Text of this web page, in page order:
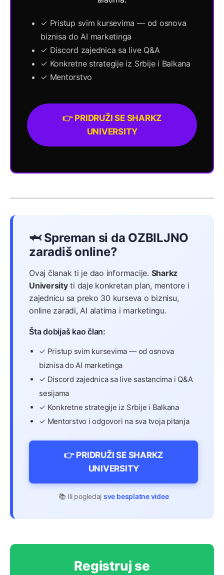
✓ Pristup svim kursevima — od osnova
biznisa do AI marketinga
✓ Discord zajednica sa live Q&A
✓ Konkretne strategije iz Srbije i Balkana
✓ Mentorstvo
👉 PRIDRUŽI SE SHARKZ
UNIVERSITY
🦈 Spreman si da OZBILJNO
zaradiš online?
Ovaj članak ti je dao informacije. Sharkz
Universityti daje konkretan plan, mentore i
zajednicu sa preko 30 kurseva o biznisu,
online zaradi, AI alatima i marketingu.
Šta dobijaš kao član:
✓ Pristup svim kursevima — od osnova
biznisa do AI marketinga
✓ Discord zajednica sa live sastancima i Q&A
sesijama
✓ Konkretne strategije iz Srbije i Balkana
✓ Mentorstvo i odgovori na sva tvoja pitanja
👉 PRIDRUŽI SE SHARKZ
UNIVERSITY
📚 Ili pogledaj sve besplatne videe
Registruj se